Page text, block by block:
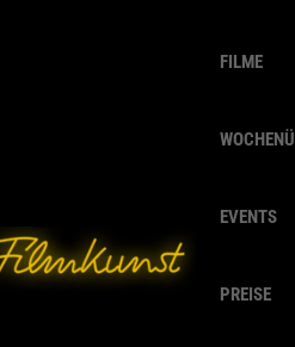
FILME
EVENTS
PREISE